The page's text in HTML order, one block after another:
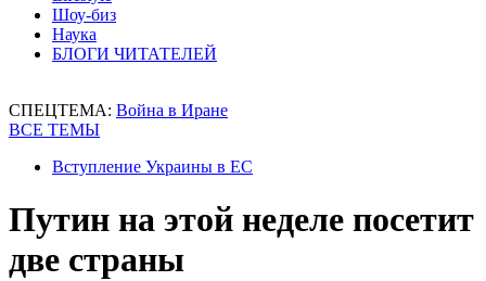
Шоу-биз
Наука
БЛОГИ ЧИТАТЕЛЕЙ
СПЕЦТЕМА: Война в Иране
ВСЕ ТЕМЫ
Вступление Украины в ЕС
Путин на этой неделе посетит
две страны